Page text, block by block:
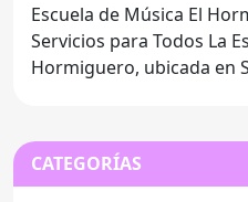
Escuela de Música El
Servicios para Todos La Escuela de Música El
Hormiguero, ubicada en
CATEGORÍAS